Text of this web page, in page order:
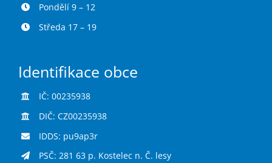
Pondělí 9 – 12
Středa 17 – 19
Identifikace obce
IČ: 00235938
DIČ: CZ00235938
IDDS: pu9ap3r
PSČ: 281 63 p. Kostelec n. Č. lesy